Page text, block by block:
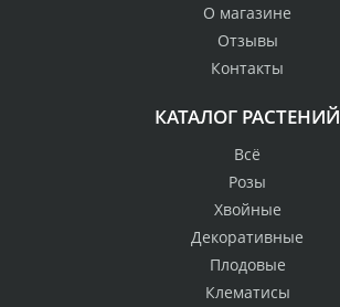
О магазине
Отзывы
Контакты
КАТАЛОГ РАСТЕНИЙ
Всё
Розы
Хвойные
Декоративные
Плодовые
Клематисы